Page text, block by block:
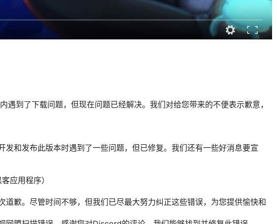
到了下载问题，但现在问题已经解决。我们对给您带来的不便表示歉意，
和发布此版本时遇到了一些问题，但已修复。我们还有一些好消息要宣
应用程序）
歉。尽管时间不够，但我们已尽最大努力纠正这些错误，为您提供愉快和